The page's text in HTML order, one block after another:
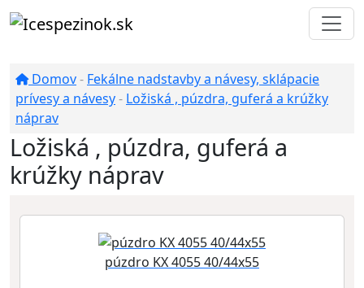
Domov- Fekálne nadstavby a návesy, sklápacie
prívesy a návesy- Ložiská , púzdra, guferá a krúžky
náprav
Ložiská , púzdra, guferá a
krúžky náprav
púzdro KX 4055 40/44x55